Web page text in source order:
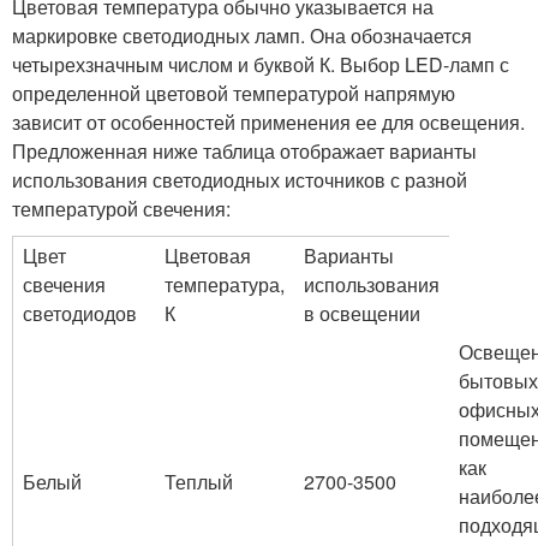
Цветовая температура обычно указывается на
маркировке светодиодных ламп. Она обозначается
четырехзначным числом и буквой К. Выбор LED-ламп с
определенной цветовой температурой напрямую
зависит от особенностей применения ее для освещения.
Предложенная ниже таблица отображает варианты
использования светодиодных источников с разной
температурой свечения:
Цвет
свечения
светодиодов
Цветовая
температура,
К
Варианты
использования
в освещении
Белый Теплый 2700-3500
как